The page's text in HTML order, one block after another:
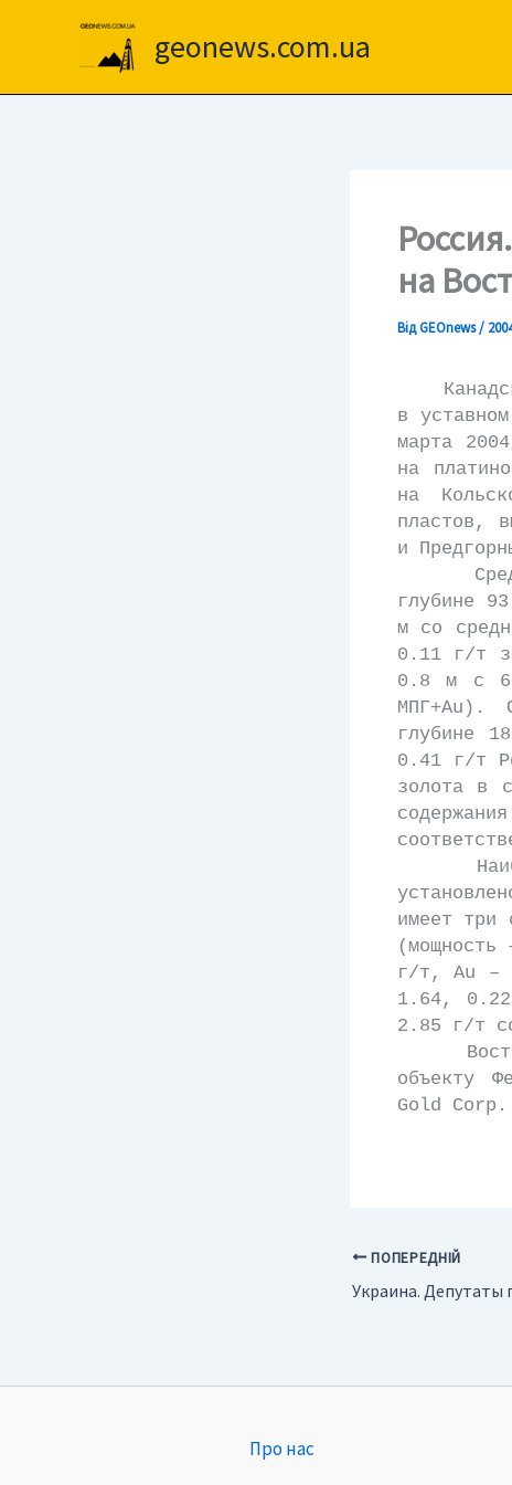
geonews.com.ua
на
ВідGEOnews/
в
марта
на
на
пластов,
и
Среди
глубине
м со
0.11 г/т
0.8 м с
МПГ+Au).
глубине
0.41 г/т
золота в
имеет три
г/т, Au –
1.64,
2.85 г/т
объекту
Gold Corp.
ПОПЕРЕДНІЙ
Про нас